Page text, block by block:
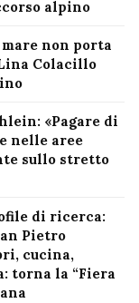
alpino
mare non porta
Colacillo
«Pagare di
nelle aree
sullo stretto
di ricerca:
Pietro
cucina,
torna la “Fiera